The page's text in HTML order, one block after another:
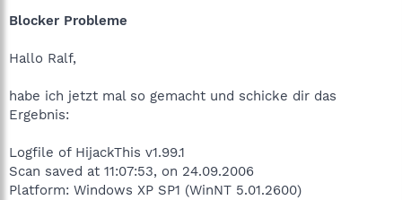
Blocker Probleme
Hallo Ralf,
habe ich jetzt mal so gemacht und schicke dir das
Ergebnis:
Logfile of HijackThis v1.99.1
Scan saved at 11:07:53, on 24.09.2006
Platform: Windows XP SP1 (WinNT 5.01.2600)